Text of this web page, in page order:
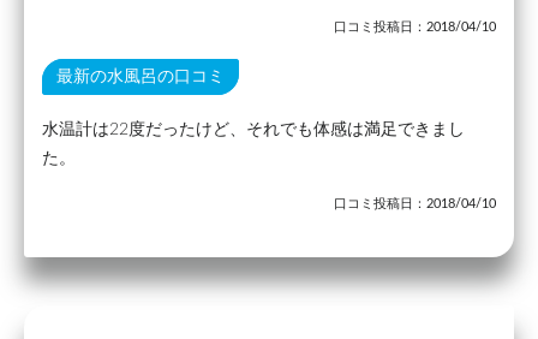
口コミ投稿日：2018/04/10
最新の水風呂の口コミ
水温計は22度だったけど、それでも体感は満足できまし
た。
口コミ投稿日：2018/04/10